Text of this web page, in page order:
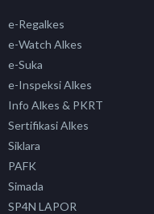
e-Regalkes
e-Watch Alkes
e-Suka
e-Inspeksi Alkes
Info Alkes & PKRT
Sertifikasi Alkes
Siklara
PAFK
Simada
SP4N LAPOR